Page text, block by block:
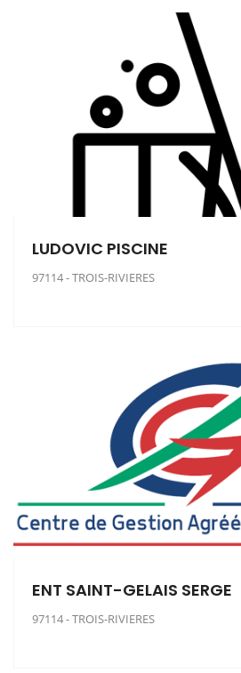
LUDOVIC PISCINE
97114 - TROIS-RIVIERES
ENT SAINT-GELAIS SERGE
97114 - TROIS-RIVIERES